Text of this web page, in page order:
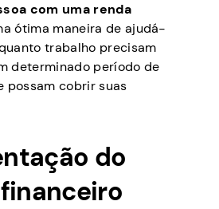
com uma renda
ótima maneira de ajudá-
trabalho precisam
determinado período de
possam cobrir suas
do